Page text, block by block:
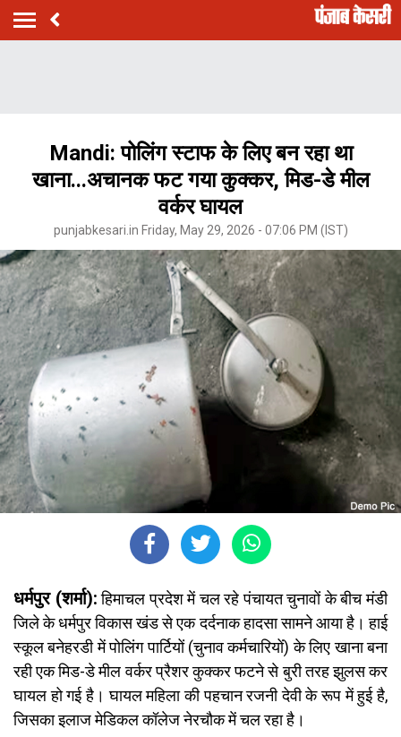
Mandi: पोलिंग स्टाफ के लिए बन रहा था
खाना...अचानक फट गया कुक्कर, मिड-डे मील
वर्कर घायल
punjabkesari.in Friday, May 29, 2026 - 07:06 PM (IST)
धर्मपुर (शर्मा):हिमाचल प्रदेश में चल रहे पंचायत चुनावों के बीच मंडी
जिले के धर्मपुर विकास खंड से एक दर्दनाक हादसा सामने आया है। हाई
स्कूल बनेहरडी में पोलिंग पार्टियों (चुनाव कर्मचारियों) के लिए खाना बना
रही एक मिड-डे मील वर्कर प्रैशर कुक्कर फटने से बुरी तरह झुलस कर
घायल हो गई है। घायल महिला की पहचान रजनी देवी के रूप में हुई है,
जिसका इलाज मेडिकल कॉलेज नेरचौक में चल रहा है।